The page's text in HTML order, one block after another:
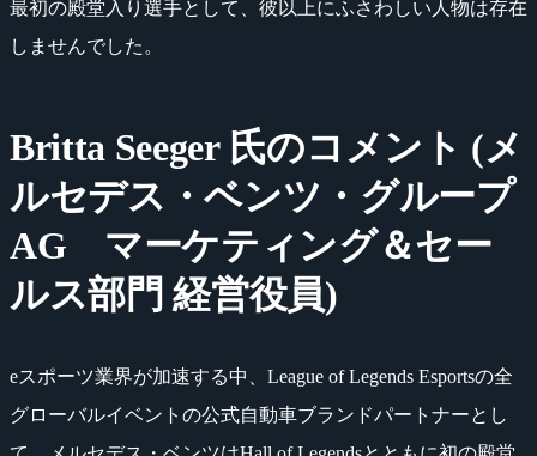
最初の殿堂入り選手として、彼以上にふさわしい人物は存在
しませんでした。
Britta Seeger 氏のコメント (メ
ルセデス・ベンツ・グループ
AG マーケティング＆セー
ルス部門 経営役員)
eスポーツ業界が加速する中、League of Legends Esportsの全
グローバルイベントの公式自動車ブランドパートナーとし